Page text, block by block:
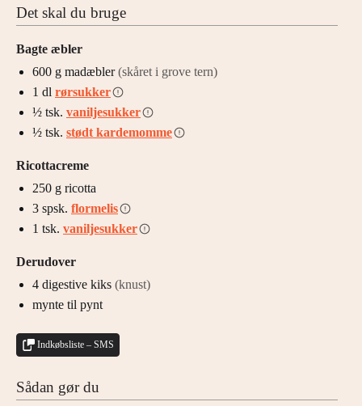
Det skal du bruge
Bagte æbler
600 g madæbler (skåret i grove tern)
1 dl rørsukker
½ tsk. vaniljesukker
½ tsk. stødt kardemomme
Ricottacreme
250 g ricotta
3 spsk. flormelis
1 tsk. vaniljesukker
Derudover
4 digestive kiks (knust)
mynte til pynt
Indkøbsliste – SMS
Sådan gør du